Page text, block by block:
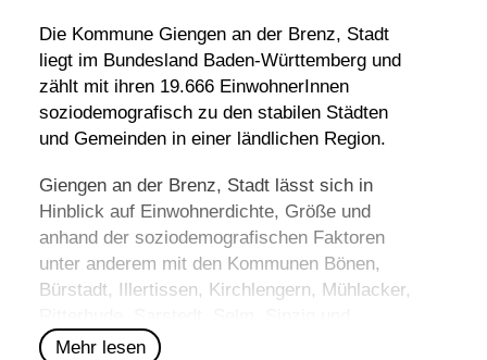
Die Kommune Giengen an der Brenz, Stadt
liegt im Bundesland Baden-Württemberg und
zählt mit ihren 19.666 EinwohnerInnen
soziodemografisch zu den stabilen Städten
und Gemeinden in einer ländlichen Region.
Giengen an der Brenz, Stadt lässt sich in
Hinblick auf Einwohnerdichte, Größe und
anhand der soziodemografischen Faktoren
unter anderem mit den Kommunen Bönen,
Bürstadt, Illertissen, Kirchlengern, Mühlacker,
Wassenbergvergleichen.
Mehr lesen